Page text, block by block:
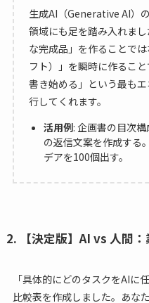
生成AI（Generative AI）
領域にも足を踏み入れま
な完成品」を作ることで
フト）」を瞬時に作るこ
書き始める」という最も
行してくれます。
活用例: 企画書の目次
の返信文案を作成する
デアを100個出す。
2. 【決定版】AI vs 人間
「具体的にどのタスクをAIに
比較表を作成しました。あな